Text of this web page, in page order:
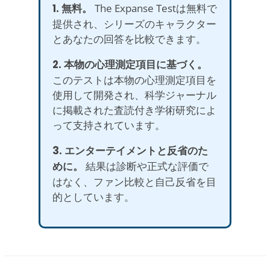
1. 無料。
The Expanse Testは無料で
提供され、シリーズのキャラクター
とあなたの回答を比較できます。
2. 本物の心理測定項目に基づく。
このテストは本物の心理測定項目を
使用して開発され、科学ジャーナル
に掲載された査読付き学術研究によ
って支持されています。
3. エンターテイメントと反省のた
めに。
結果は診断や正式な評価で
はなく、ファン比較と自己反省を目
的としています。